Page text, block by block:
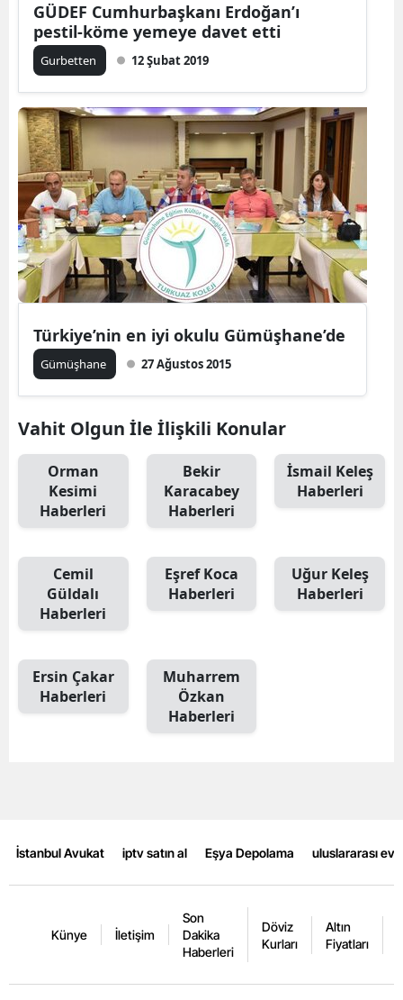
Kırklareli
Kocaeli
Konya
Kütahya
Malatya
Manisa
Kahramanmaraş
Mardin
Muğla
Ordu
Rize
Sakarya
Siirt
Sinop
Sivas
Trabzon
Tunceli
Şanlıurfa
Uşak
GÜDEF Cumhurbaşkanı Erdoğan’ı
pestil-köme yemeye davet etti
Gurbetten 12 Şubat 2019
Türkiye’nin en iyi okulu Gümüşhane’de
Gümüşhane 27 Ağustos 2015
Vahit Olgun İle İlişkili Konular
Orman
Kesimi
Haberleri
Bekir
Karacabey
Haberleri
İsmail Keleş
Haberleri
Cemil
Güldalı
Haberleri
Eşref Koca
Haberleri
Uğur Keleş
Haberleri
Ersin Çakar
Haberleri
Muharrem
Özkan
Haberleri
İstanbul Avukat iptv satın al Eşya Depolama uluslararası
Künye İletişim
Son
Dakika
Haberleri
Döviz
Kurları
Altın
Fiyatları